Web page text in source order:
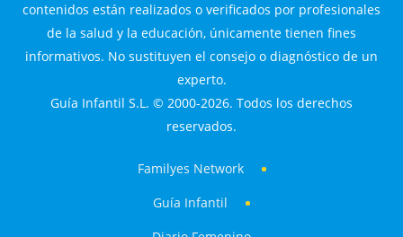
contenidos están realizados o verificados por profesionales
de la salud y la educación, únicamente tienen fines
informativos. No sustituyen el consejo o diagnóstico de un
experto.
Guía Infantil S.L. © 2000-2026. Todos los derechos
reservados.
Familyes Network
Guía Infantil